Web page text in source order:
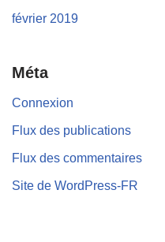
février 2019
Méta
Connexion
Flux des publications
Flux des commentaires
Site de WordPress-FR